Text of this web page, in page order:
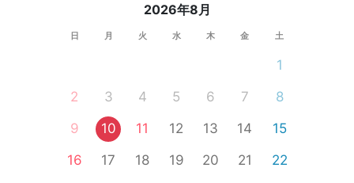
2026年8月
日 月 火 水 木 金 土
1
2
3 4 5 6 7
8
9
10 11 12 13 14
15
16
17 18 19 20 21
22